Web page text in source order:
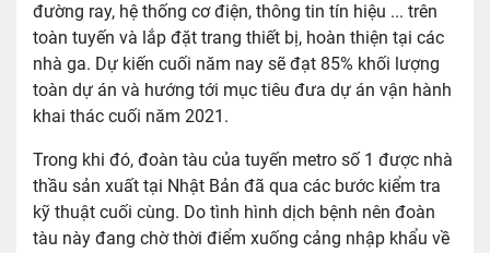
đường ray, hệ thống cơ điện, thông tin tín hiệu ... trên
toàn tuyến và lắp đặt trang thiết bị, hoàn thiện tại các
nhà ga. Dự kiến cuối năm nay sẽ đạt 85% khối lượng
toàn dự án và hướng tới mục tiêu đưa dự án vận hành
khai thác cuối năm 2021.
Trong khi đó, đoàn tàu của tuyến metro số 1 được nhà
thầu sản xuất tại Nhật Bản đã qua các bước kiểm tra
kỹ thuật cuối cùng. Do tình hình dịch bệnh nên đoàn
tàu này đang chờ thời điểm xuống cảng nhập khẩu về